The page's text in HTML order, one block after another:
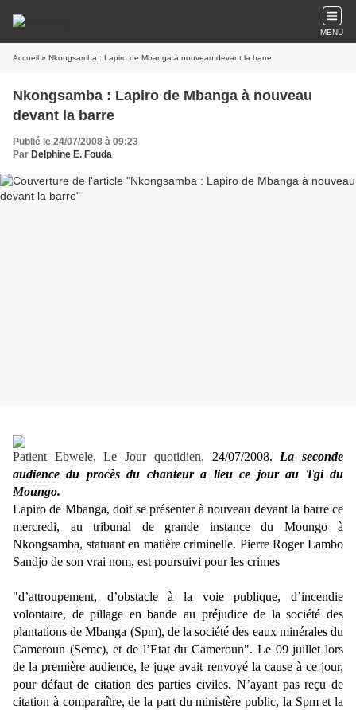
MENU
Accueil » Nkongsamba : Lapiro de Mbanga à nouveau devant la barre
Nkongsamba : Lapiro de Mbanga à nouveau
devant la barre
Publié le 24/07/2008 à 09:23
Par Delphine E. Fouda
Patient Ebwele, Le Jour quotidien, 24/07/2008. La seconde
audience du procès du chanteur a lieu ce jour au Tgi du
Moungo.
Lapiro de Mbanga, doit se présenter à nouveau devant la barre ce
mercredi, au tribunal de grande instance du Moungo à
Nkongsamba, statuant en matière criminelle. Pierre Roger Lambo
Sandjo de son vrai nom, est poursuivi pour les crimes
"d’attroupement, d’obstacle à la voie publique, d’incendie
volontaire, de pillage en bande au préjudice de la société des
plantations de Mbanga (Spm), de la société des eaux minérales du
Cameroun (Semc), et de l’Etat du Cameroun". Le 09 juillet lors
de la première audience, le juge avait renvoyé la cause à ce jour,
pour défaut de citation des parties civiles. N’ayant pas reçu de
citation à comparaître, de la part du ministère public, la Spm et la